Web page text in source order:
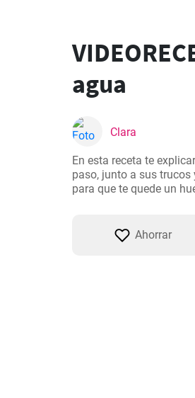
agua
Clara
En esta receta te
paso, junto a sus
para que te quede un
Ahorrar